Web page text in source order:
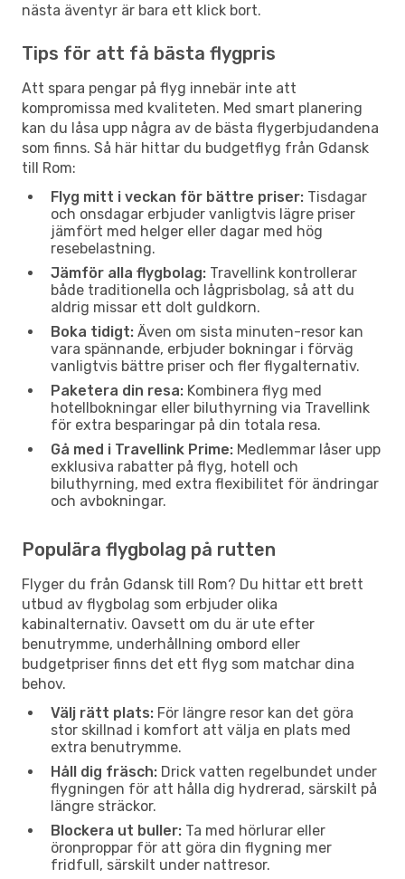
nästa äventyr är bara ett klick bort.
Tips för att få bästa flygpris
Att spara pengar på flyg innebär inte att
kompromissa med kvaliteten. Med smart planering
kan du låsa upp några av de bästa flygerbjudandena
som finns. Så här hittar du budgetflyg från Gdansk
till Rom:
Flyg mitt i veckan för bättre priser: Tisdagar
och onsdagar erbjuder vanligtvis lägre priser
jämfört med helger eller dagar med hög
resebelastning.
Jämför alla flygbolag: Travellink kontrollerar
både traditionella och lågprisbolag, så att du
aldrig missar ett dolt guldkorn.
Boka tidigt: Även om sista minuten-resor kan
vara spännande, erbjuder bokningar i förväg
vanligtvis bättre priser och fler flygalternativ.
Paketera din resa: Kombinera flyg med
hotellbokningar eller biluthyrning via Travellink
för extra besparingar på din totala resa.
Gå med i Travellink Prime: Medlemmar låser upp
exklusiva rabatter på flyg, hotell och
biluthyrning, med extra flexibilitet för ändringar
och avbokningar.
Populära flygbolag på rutten
Flyger du från Gdansk till Rom? Du hittar ett brett
utbud av flygbolag som erbjuder olika
kabinalternativ. Oavsett om du är ute efter
benutrymme, underhållning ombord eller
budgetpriser finns det ett flyg som matchar dina
behov.
Välj rätt plats: För längre resor kan det göra
stor skillnad i komfort att välja en plats med
extra benutrymme.
Håll dig fräsch: Drick vatten regelbundet under
flygningen för att hålla dig hydrerad, särskilt på
längre sträckor.
Blockera ut buller: Ta med hörlurar eller
öronproppar för att göra din flygning mer
fridfull, särskilt under nattresor.